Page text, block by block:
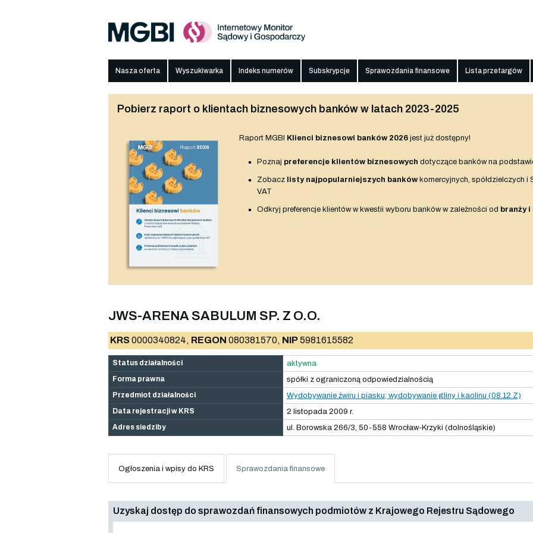
Nasza oferta Wyszukiwarka Indeks numerów Subskrypcje Sprawozdania finansowe Lista przetargów
Pobierz raport o klientach biznesowych banków w latach 2023-2025
Raport MGBI Klienci biznesowi banków 2026 jest już dostępny!
Poznaj preferencje klientów biznesowych dotyczące banków na
Zobacz listy najpopularniejszych bankówkomercyjnych, spółdzielczych i
VAT
Odkryj preferencje klientów w kwestii wyboru banków w zależności od branży
JWS-ARENA SABULUM SP. Z O.O.
KRS0000340824, REGON 080381570, NIP5981615582
Status działalności
aktywna
Forma prawna
spółki z ograniczoną odpowiedzialnością
Przedmiot działalności
Wydobywanie żwiru i piasku; wydobywanie gliny i kaolinu (08.12.Z)
Data rejestracji w KRS
2 listopada 2009 r.
Adres siedziby
ul. Borowska 266/3, 50-558 Wrocław-Krzyki (dolnośląskie)
Ogłoszenia i wpisy do KRS Sprawozdania finansowe
Uzyskaj dostęp do sprawozdań finansowych podmiotów z Krajowego Rejestru Sądowego